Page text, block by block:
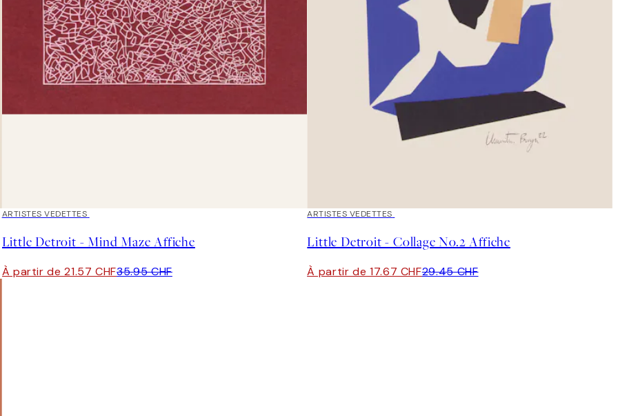
40%*
ARTISTES VEDETTES
Little Detroit - Mind Maze Affiche
À partir de 21.57 CHF35.95 CHF
40%*
ARTISTES VEDETTES
Little Detroit - Collage No.2 Affiche
À partir de 17.67 CHF29.45 CHF